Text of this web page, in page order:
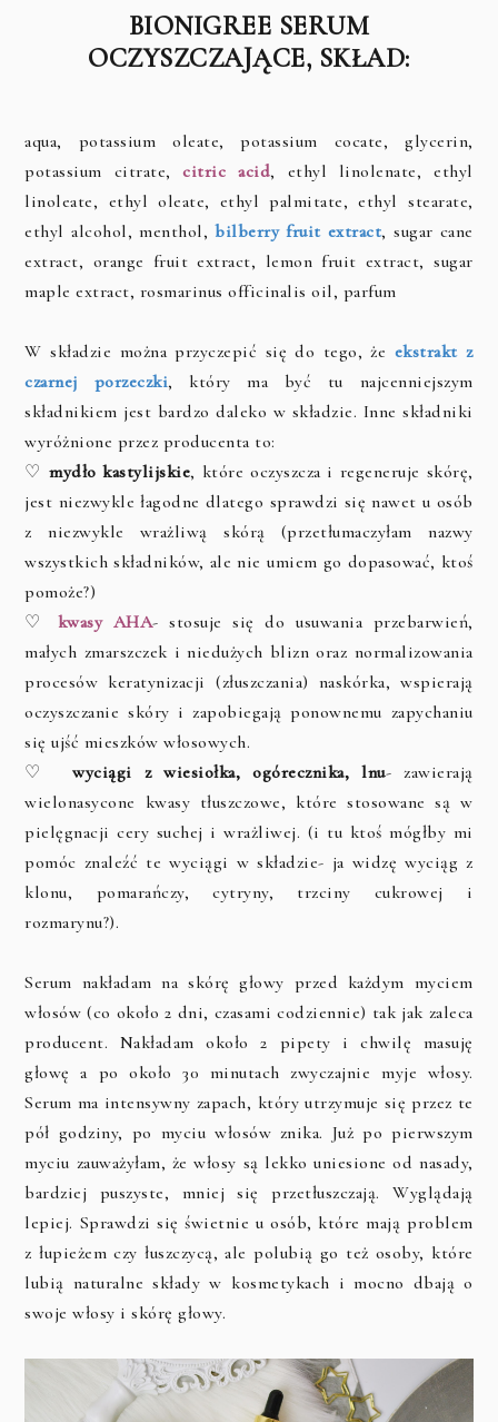
BIONIGREE SERUM
OCZYSZCZAJĄCE, SKŁAD:
aqua, potassium oleate, potassium cocate, glycerin,
potassium citrate,citric acid, ethyl linolenate, ethyl
linoleate, ethyl oleate, ethyl palmitate, ethyl stearate,
ethyl alcohol, menthol,bilberry fruit extract, sugar cane
extract, orange fruit extract, lemon fruit extract, sugar
maple extract, rosmarinus officinalis oil, parfum
W składzie można przyczepić się do tego, że ekstrakt z
czarnej porzeczki, który ma być tu najcenniejszym
składnikiem jest bardzo daleko w składzie. Inne składniki
wyróżnione przez producenta to:
♡mydło kastylijskie, które oczyszcza i regeneruje skórę,
jest niezwykle łagodne dlatego sprawdzi się nawet u osób
z niezwykle wrażliwą skórą (przetłumaczyłam nazwy
wszystkich składników, ale nie umiem go dopasować, ktoś
pomoże?)
♡ kwasy AHA- stosuje się do usuwania przebarwień,
małych zmarszczek i niedużych blizn oraz normalizowania
procesów keratynizacji (złuszczania) naskórka, wspierają
oczyszczanie skóry i zapobiegają ponownemu zapychaniu
się ujść mieszków włosowych.
♡wyciągi z wiesiołka, ogórecznika, lnu- zawierają
wielonasycone kwasy tłuszczowe, które stosowane są w
pielęgnacji cery suchej i wrażliwej. (i tu ktoś mógłby mi
pomóc znaleźć te wyciągi w składzie- ja widzę wyciąg z
klonu, pomarańczy, cytryny, trzciny cukrowej i
rozmarynu?).
Serum nakładam na skórę głowy przed każdym myciem
włosów (co około 2 dni, czasami codziennie) tak jak zaleca
producent. Nakładam około 2 pipety i chwilę masuję
głowę a po około 30 minutach zwyczajnie myje włosy.
Serum ma intensywny zapach, który utrzymuje się przez te
pół godziny, po myciu włosów znika. Już po pierwszym
myciu zauważyłam, że włosy są lekko uniesione od nasady,
bardziej puszyste, mniej się przetłuszczają. Wyglądają
lepiej. Sprawdzi się świetnie u osób, które mają problem
z łupieżem czy łuszczycą, ale polubią go też osoby, które
lubią naturalne składy w kosmetykach i mocno dbają o
swoje włosy i skórę głowy.